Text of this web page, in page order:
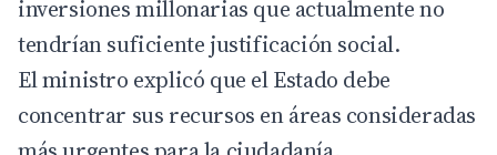
inversiones millonarias que actualmente no
tendrían suficiente justificación social.
El ministro explicó que el Estado debe
concentrar sus recursos en áreas consideradas